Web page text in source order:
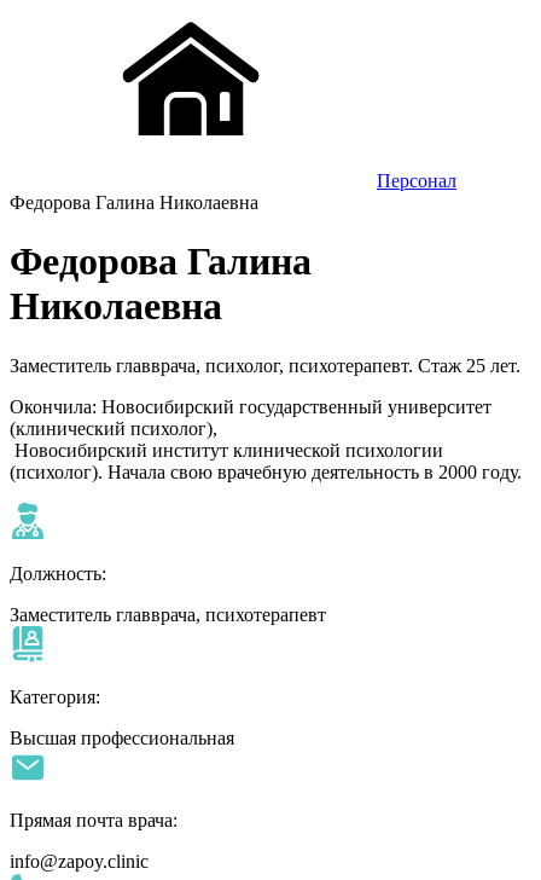
Персонал
Федорова Галина Николаевна
Федорова Галина
Николаевна
Заместитель главврача, психолог, психотерапевт. Стаж 25 лет.
Окончила: Новосибирский государственный университет
(клинический психолог),
Новосибирский институт клинической психологии
(психолог). Начала свою врачебную деятельность в 2000 году.
Должность:
Заместитель главврача, психотерапевт
Категория:
Высшая профессиональная
Прямая почта врача:
info@zapoy.clinic